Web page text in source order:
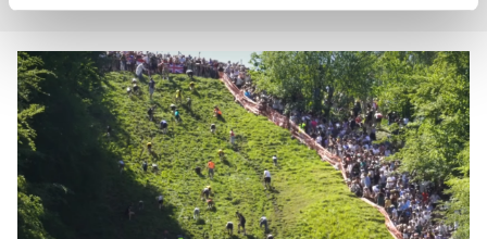
reklamların maliyetlerimizi karşılamak noktasında tek gelir
Her halükârda, kullanıcılar, bu çerezlere izin vermedikleri
takdirde, kullanıcılara hedefli reklamlar
gösterilmeyecektir."
Sizlere daha iyi bir hizmet sunabilmek için İnternet
Sitemizde kendimize ve üçüncü kişilere ait çerezler